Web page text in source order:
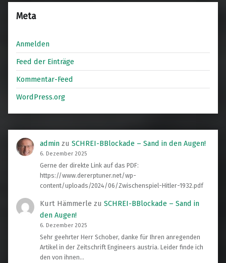
Meta
Anmelden
Feed der Einträge
Kommentar-Feed
WordPress.org
admin zuSCHREI-BBlockade – Sand in den Augen!
6. Dezember 2025
Gerne der direkte Link auf das PDF:
https://www.dererptuner.net/wp-
content/uploads/2024/06/Zwischenspiel-Hitler-1932.pdf
Kurt Hämmerle zuSCHREI-BBlockade – Sand in
den Augen!
6. Dezember 2025
Sehr geehrter Herr Schober, danke für Ihren anregenden
Artikel in der Zeitschrift Engineers austria. Leider finde ich
den von ihnen…